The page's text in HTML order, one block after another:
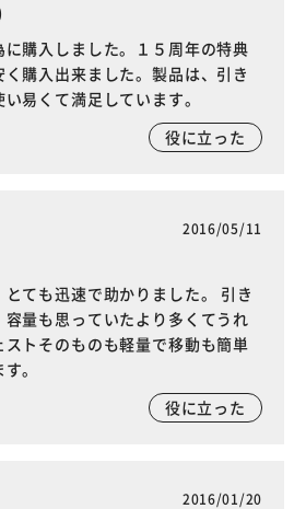
購入しました。１５周年の特典
購入出来ました。製品は、引き
易くて満足しています。
役に立った
2016/05/11
ても迅速で助かりました。 引き
量も思っていたより多くてうれ
ストそのものも軽量で移動も簡単
。
役に立った
2016/01/20